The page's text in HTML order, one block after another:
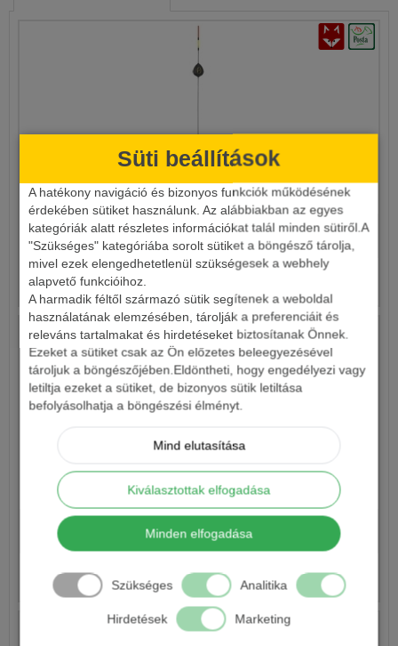
Süti beállítások
A hatékony navigáció és bizonyos funkciók működésének
érdekében sütiket használunk. Az alábbiakban az egyes
kategóriák alatt részletes információkat talál minden sütiről.A
"Szükséges" kategóriába sorolt sütiket a böngésző tárolja,
mivel ezek elengedhetetlenül szükségesek a webhely
alapvető funkcióihoz.
A harmadik féltől származó sütik segítenek a weboldal
használatának elemzésében, tárolják a preferenciáit és
releváns tartalmakat és hirdetéseket biztosítanak Önnek.
Ezeket a sütiket csak az Ön előzetes beleegyezésével
tároljuk a böngészőjében.Eldöntheti, hogy engedélyezi vagy
letiltja ezeket a sütiket, de bizonyos sütik letiltása
befolyásolhatja a böngészési élményt.
Mind elutasítása
Kiválasztottak elfogadása
Minden elfogadása
Szükséges Analitika
Hirdetések Marketing
JOKER ÚSZÓ ELITE 3516
550 Ft
JOKER ÚSZÓ ELITE 3056
550 Ft
Részletek